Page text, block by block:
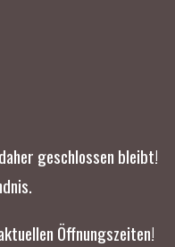
geschlossen bleibt!
Öffnungszeiten!